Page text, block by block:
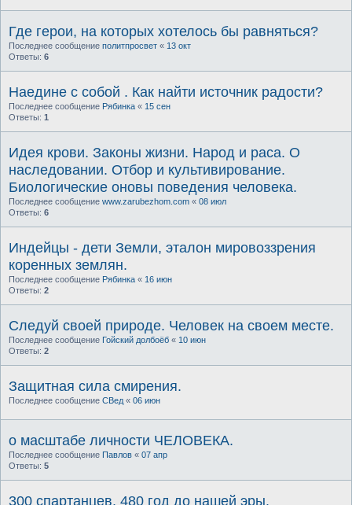
Где герои, на которых хотелось бы равняться?
Последнее сообщение политпросвет « 13 окт
Ответы: 6
Наедине с собой . Как найти источник радости?
Последнее сообщение Рябинка « 15 сен
Ответы: 1
Идея крови. Законы жизни. Народ и раса. О
наследовании. Отбор и культивирование.
Биологические оновы поведения человека.
Последнее сообщение www.zarubezhom.com « 08 июл
Ответы: 6
Индейцы - дети Земли, эталон мировоззрения
коренных землян.
Последнее сообщение Рябинка « 16 июн
Ответы: 2
Следуй своей природе. Человек на своем месте.
Последнее сообщение Гойский долбоёб « 10 июн
Ответы: 2
Защитная сила смирения.
Последнее сообщение СВед « 06 июн
о масштабе личности ЧЕЛОВЕКА.
Последнее сообщение Павлов « 07 апр
Ответы: 5
300 спартанцев. 480 год до нашей эры.